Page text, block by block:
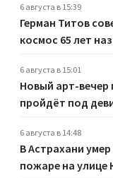
6 августа в 15:39
Герман Титов
космос 65 лет
6 августа в 15:01
Новый арт-вечер
пройдёт под
6 августа в 14:48
В Астрахани
пожаре на улице